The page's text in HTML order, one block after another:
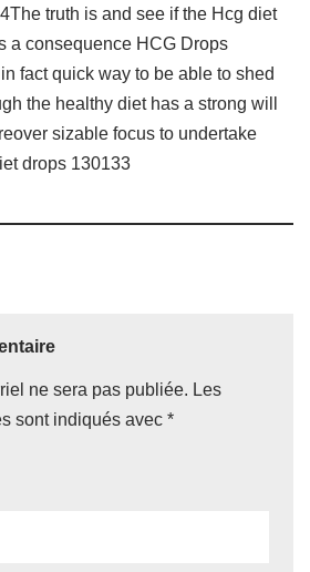
truth is and see if the Hcg diet
a consequence HCG Drops
fact quick way to be able to shed
the healthy diet has a strong will
sizable focus to undertake
drops 130133
ne sera pas publiée. Les
sont indiqués avec *